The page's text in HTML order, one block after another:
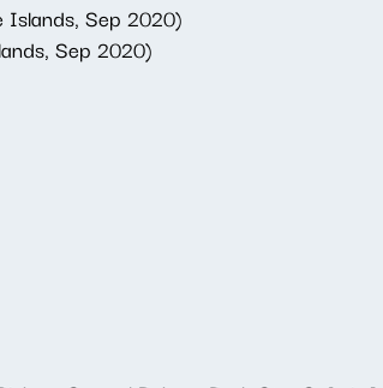
Islands, Sep 2020)
Sep 2020)